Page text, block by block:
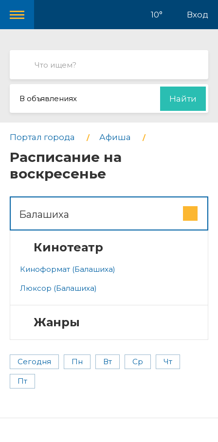
10° Вход
В объявлениях Найти
Портал города Афиша
Расписание на
воскресенье
Балашиха
Кинотеатр
Киноформат (Балашиха)
Люксор (Балашиха)
Жанры
Сегодня Пн Вт Ср Чт
Пт